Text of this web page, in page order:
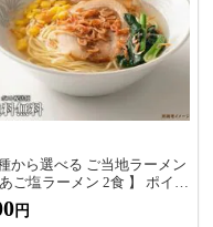
から選べる ご当地ラーメン
あご塩ラーメン 2食 】 ポイン
化 食品 グルメ 生ラーメン
地グルメ 拉麺 らーめん ポ
円